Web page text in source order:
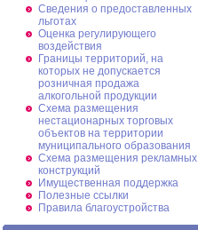
Сведения о предоставленных
льготах
Оценка регулирующего
воздействия
Границы территорий, на
которых не допускается
розничная продажа
алкогольной продукции
Схема размещения
нестационарных торговых
объектов на территории
муниципального образования
Схема размещения рекламных
конструкций
Имущественная поддержка
Полезные ссылки
Правила благоустройства